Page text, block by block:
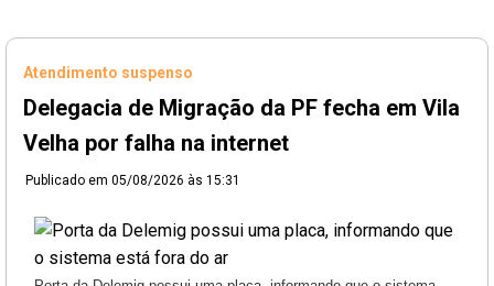
Atendimento suspenso
Delegacia de Migração da PF fecha em Vila
Velha por falha na internet
Publicado em 05/08/2026 às 15:31